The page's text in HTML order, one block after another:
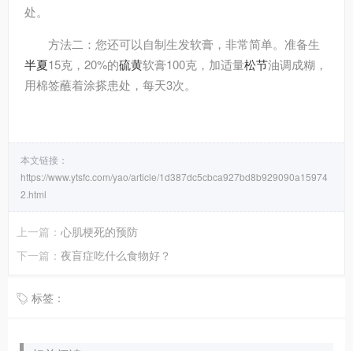
处。
方法二：您还可以自制生发软膏，非常简单。准备生
半夏15克，20%的硫黄软膏100克，加适量松节油调成糊，
用棉签蘸着涂搽患处，每天3次。
本文链接：
https://www.ytsfc.com/yao/article/1d387dc5cbca927bd8b929090a15974
2.html
上一篇： 心肌梗死的预防
下一篇： 夜盲症吃什么食物好？
标签：